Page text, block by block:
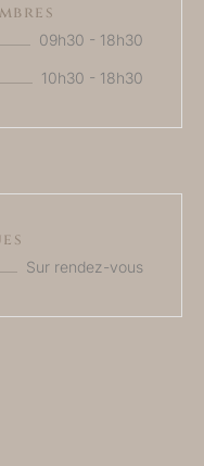
09h30 - 18h30
10h30 - 18h30
Sur rendez-vous